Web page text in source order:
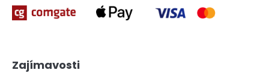
Zajímavosti